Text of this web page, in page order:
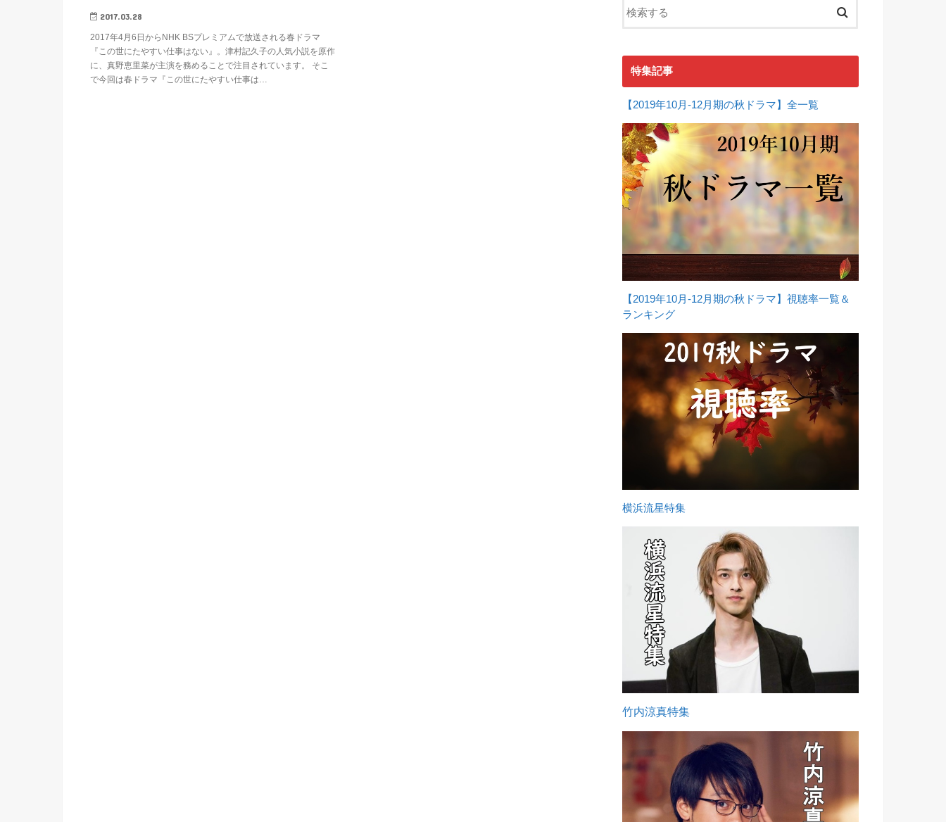
2017.03.28
2017年4月6日からNHK BSプレミアムで放送される春ドラマ
『この世にたやすい仕事はない』。津村記久子の人気小説を原作
に、真野恵里菜が主演を務めることで注目されています。 そこ
で今回は春ドラマ『この世にたやすい仕事は…
特集記事
【2019年10月-12月期の秋ドラマ】全一覧
【2019年10月-12月期の秋ドラマ】視聴率一覧＆
ランキング
横浜流星特集
竹内涼真特集